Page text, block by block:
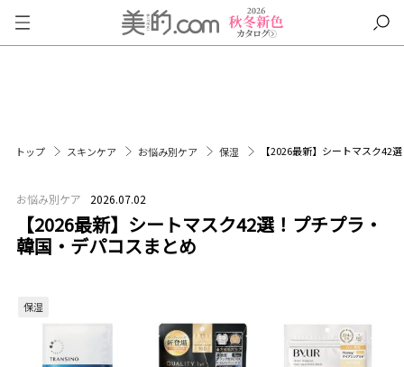
トップ スキンケア お悩み別ケア 保湿 【2026最新】シートマスク42
お悩み別ケア 2026.07.02
【2026最新】シートマスク42選！プチプラ・
韓国・デパコスまとめ
保湿